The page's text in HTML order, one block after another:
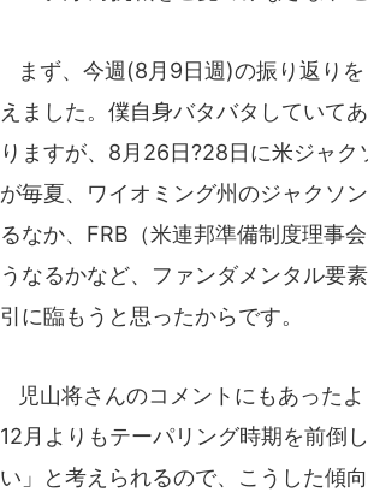
まず、今週(8月9日週)の振り返り
えました。僕自身バタバタしていて
りますが、8月26日?28日に米ジャ
が毎夏、ワイオミング州のジャクソ
るなか、FRB（米連邦準備制度理事
うなるかなど、ファンダメンタル要
引に臨もうと思ったからです。
児山将さんのコメントにもあった
12月よりもテーパリング時期を前倒
い」と考えられるので、こうした傾